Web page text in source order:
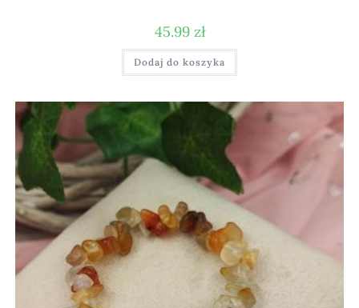
45.99 zł
Dodaj do koszyka